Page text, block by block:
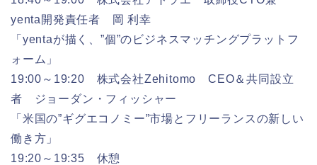
yenta開発責任者 岡 利幸
「yentaが描く、”個”のビジネスマッチングプラットフ
ォーム」
19:00～19:20 株式会社Zehitomo CEO＆共同設立
者 ジョーダン・フィッシャー
「米国の”ギグエコノミー”市場とフリーランスの新しい
働き方」
19:20～19:35 休憩